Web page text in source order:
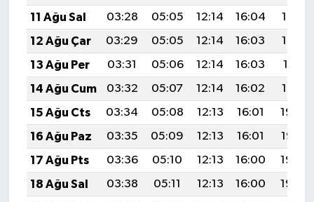
11 Ağu Sal
03:28 05:05 12:14 16:04
19:14
12 Ağu Çar
03:29 05:05 12:14 16:03
19:13
13 Ağu Per
03:31 05:06 12:14 16:03
19:11
14 Ağu Cum
03:32 05:07 12:14 16:02
19:10
15 Ağu Cts
03:34 05:08 12:13 16:01
19:09
16 Ağu Paz
03:35 05:09 12:13 16:01
19:07
17 Ağu Pts
03:36 05:10 12:13 16:00
19:06
18 Ağu Sal
03:38 05:11 12:13 16:00
19:05